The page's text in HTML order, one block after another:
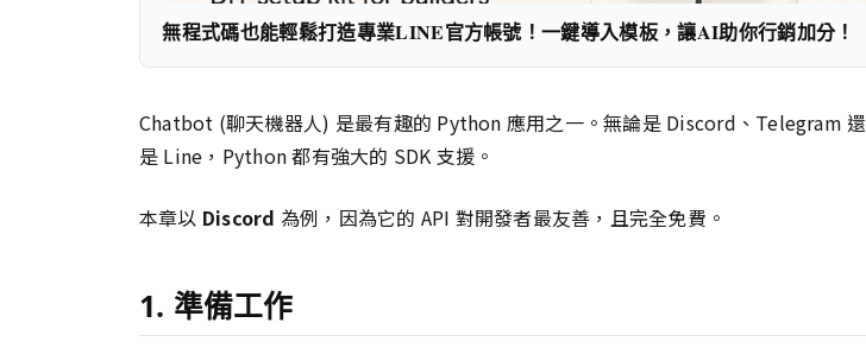
無程式碼也能輕鬆打造專業LINE官方帳號！一鍵導入模板，讓AI助你行銷加分！
Chatbot (聊天機器人) 是最有趣的 Python 應用之一。無論是 Discord、Telegram 還
是 Line，Python 都有強大的 SDK 支援。
本章以 Discord 為例，因為它的 API 對開發者最友善，且完全免費。
1. 準備工作